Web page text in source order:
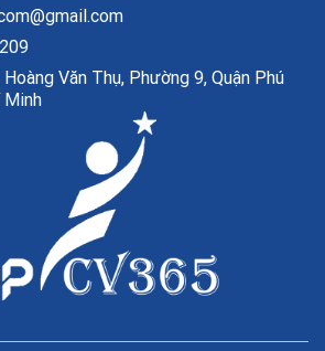
Văn Thụ, Phường 9, Quận Phú
Minh